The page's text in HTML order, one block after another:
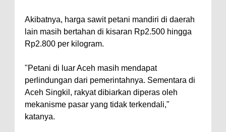
Akibatnya, harga sawit petani mandiri di daerah
lain masih bertahan di kisaran Rp2.500 hingga
Rp2.800 per kilogram.
"Petani di luar Aceh masih mendapat
perlindungan dari pemerintahnya. Sementara di
Aceh Singkil, rakyat dibiarkan diperas oleh
mekanisme pasar yang tidak terkendali,"
katanya.